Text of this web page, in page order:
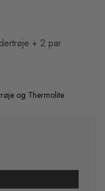
+ 2 par
og Thermolite